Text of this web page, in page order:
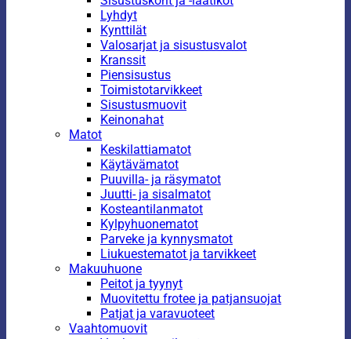
Lyhdyt
Kynttilät
Valosarjat ja sisustusvalot
Kranssit
Piensisustus
Toimistotarvikkeet
Sisustusmuovit
Keinonahat
Matot
Keskilattiamatot
Käytävämatot
Puuvilla- ja räsymatot
Juutti- ja sisalmatot
Kosteantilanmatot
Kylpyhuonematot
Parveke ja kynnysmatot
Liukuestematot ja tarvikkeet
Makuuhuone
Peitot ja tyynyt
Muovitettu frotee ja patjansuojat
Patjat ja varavuoteet
Vaahtomuovit